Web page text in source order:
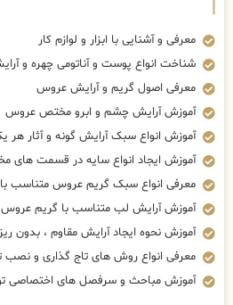
معرفی و آشنایی با ابزار و لوازم کار
شناخت انواع پوست و آناتومی چهره و
معرفی اصول گریم و آرایش عروس
آموزش آرایش چشم و ابرو مختص عروس
آموزش انواع سبک آرایش گونه و آثار هر
آموزش ایجاد انواع سایه در قسمت های
معرفی انواع سبک گریم عروس متناسب
آموزش آرایش لب متناسب با گریم عروس
آموزش نحوه ایجاد آرایش مقاوم ، بدون
معرفی انواع روش های تاج گذاری و نصب
آموزش مباحث و سرفصل های اختصاصی